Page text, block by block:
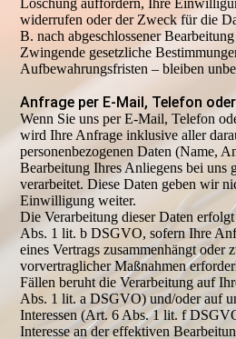
Löschung auffordern, Ihre
widerrufen oder der Zweck für die
B. nach abgeschlossener
Zwingende gesetzliche
Aufbewahrungsfristen – bleiben
Anfrage per E-Mail, Telefon
Wenn Sie uns per E-Mail, Telefon
wird Ihre Anfrage inklusive aller
personenbezogenen Daten (Name,
Bearbeitung Ihres Anliegens bei uns
verarbeitet. Diese Daten geben wir
Einwilligung weiter.
Die Verarbeitung dieser Daten
Abs. 1 lit. b DSGVO, sofern Ihre
eines Vertrags zusammenhängt oder
vorvertraglicher Maßnahmen
Fällen beruht die Verarbeitung auf
Abs. 1 lit. a DSGVO) und/oder auf
Interessen (Art. 6 Abs. 1 lit. f
Interesse an der effektiven